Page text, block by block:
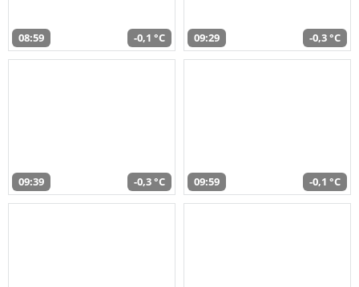
08:59 -0,1 °C 09:29 -0,3 °C
09:39 -0,3 °C 09:59 -0,1 °C